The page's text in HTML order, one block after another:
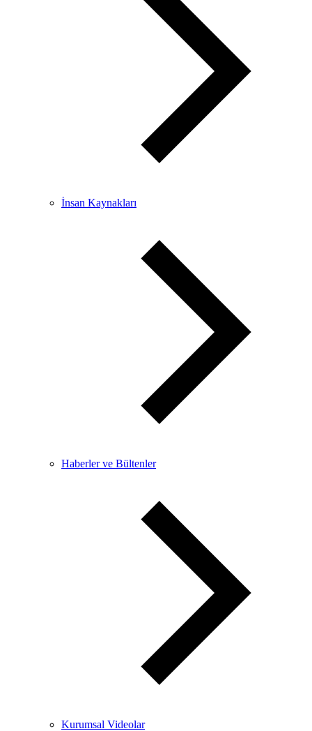
İnsan Kaynakları
Haberler ve Bültenler
Kurumsal Videolar